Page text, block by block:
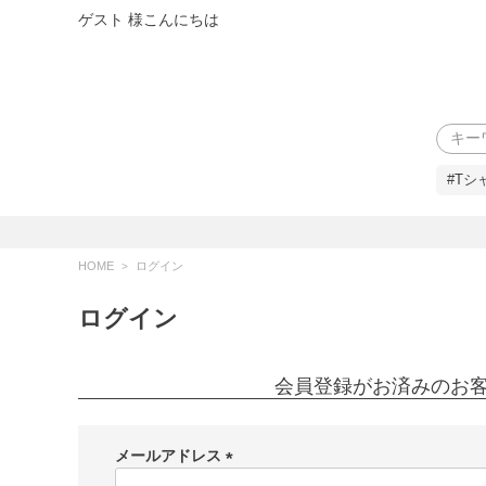
ゲスト 様こんにちは
検索
#Tシ
HOME ログイン
ログイン
会員登録がお済みのお
メールアドレス